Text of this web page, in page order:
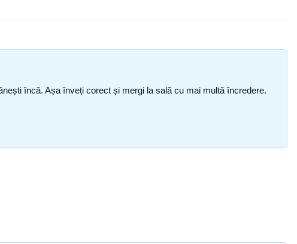
încă. Așa înveți corect și mergi la sală cu mai multă încredere.